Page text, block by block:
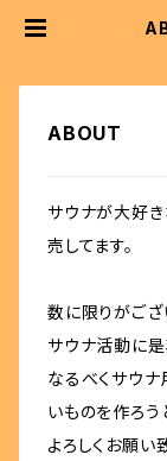
ABOUT
サウナが大好き
売してます。
数に限りがござ
サウナ活動に是
なるべくサウナ
いものを作ろう
よろしくお願い